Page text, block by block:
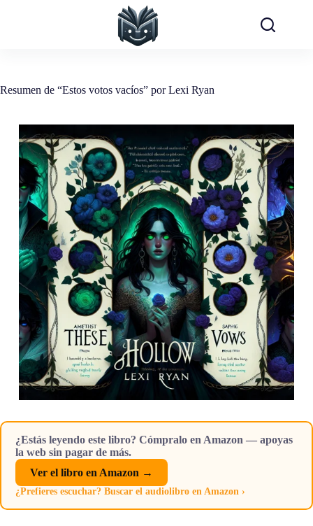
Resumen de “Estos votos vacíos” por Lexi Ryan
¿Estás leyendo este libro? Cómpralo en Amazon — apoyas
la web sin pagar de más.
Ver el libro en Amazon →
¿Prefieres escuchar? Buscar el audiolibro en Amazon ›